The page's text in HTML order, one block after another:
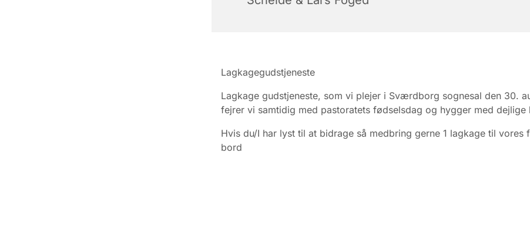
Lagkagegudstjeneste
Lagkage gudstjeneste, som vi plejer i Sværdborg sognesal den 30.
fejrer vi samtidig med pastoratets fødselsdag og hygger med dejlige
Hvis du/I har lyst til at bidrage så medbring gerne 1 lagkage til vores
bord